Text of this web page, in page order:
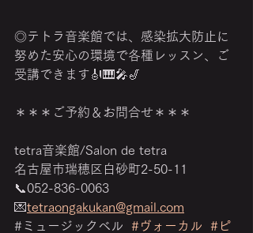
◎テトラ音楽館では、感染拡大防止に
努めた安心の環境で各種レッスン、ご
受講できます🎻🎹🎤🎷
＊＊＊ご予約＆お問合せ＊＊＊
tetra音楽館/Salon de tetra
名古屋市瑞穂区白砂町2-50-11
📞052-836-0063
💌tetraongakukan@gmail.com
‎#ミュージックベル #ヴォーカル
#ピ